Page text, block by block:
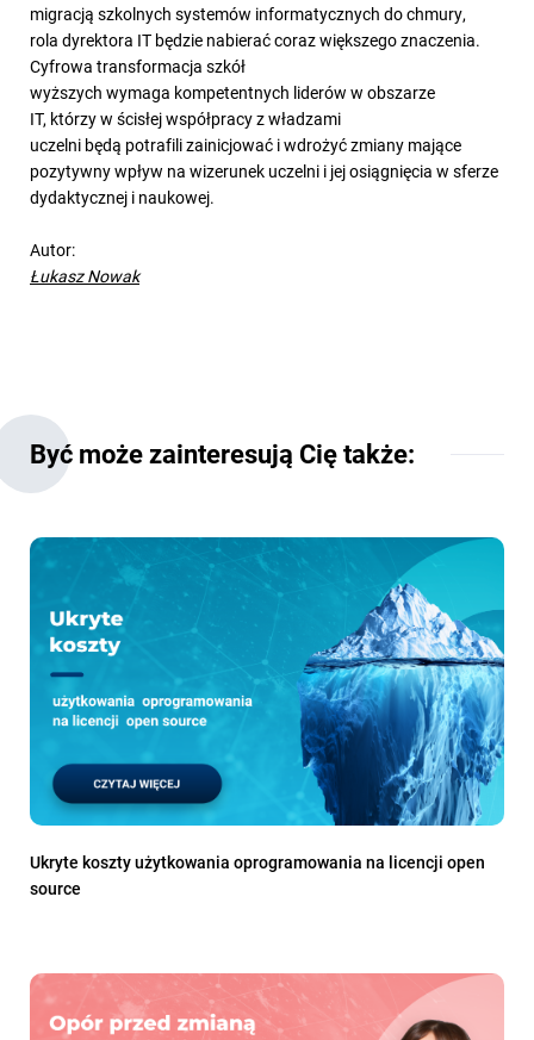
migracją szkolnych systemów informatycznych do chmury,
rola dyrektora IT będzie nabierać coraz większego znaczenia.
Cyfrowa transformacja szkół
wyższych wymaga kompetentnych liderów w obszarze
IT, którzy w ścisłej współpracy z władzami
uczelni będą potrafili zainicjować i wdrożyć zmiany mające
pozytywny wpływ na wizerunek uczelni i jej osiągnięcia w sferze
dydaktycznej i naukowej.
Autor:
Łukasz Nowak
Być może zainteresują Cię także:
Ukryte koszty użytkowania oprogramowania na licencji open
source